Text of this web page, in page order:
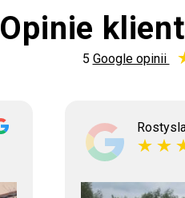
Opinie
5 Google opinii